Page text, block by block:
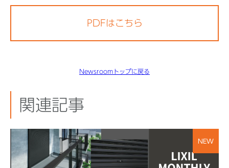
PDFはこちら
Newsroomトップに戻る
関連記事
NEW